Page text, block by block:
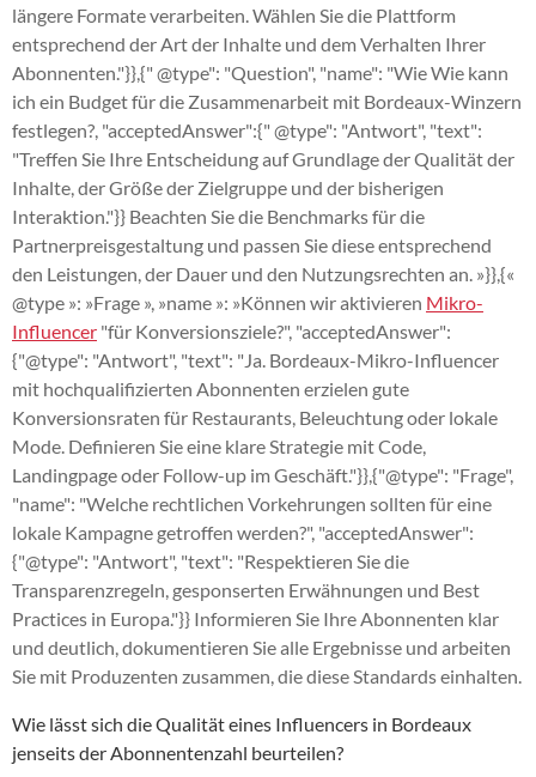
längere Formate verarbeiten. Wählen Sie die Plattform
entsprechend der Art der Inhalte und dem Verhalten Ihrer
Abonnenten."}},{" @type": "Question", "name": "Wie Wie kann
ich ein Budget für die Zusammenarbeit mit Bordeaux-Winzern
festlegen?, "acceptedAnswer":{" @type": "Antwort", "text":
"Treffen Sie Ihre Entscheidung auf Grundlage der Qualität der
Inhalte, der Größe der Zielgruppe und der bisherigen
Interaktion."}} Beachten Sie die Benchmarks für die
Partnerpreisgestaltung und passen Sie diese entsprechend
den Leistungen, der Dauer und den Nutzungsrechten an. »}},{«
@type »: »Frage », »name »: »Können wir aktivieren Mikro-
Influencer "für Konversionsziele?", "acceptedAnswer":
{"@type": "Antwort", "text": "Ja. Bordeaux-Mikro-Influencer
mit hochqualifizierten Abonnenten erzielen gute
Konversionsraten für Restaurants, Beleuchtung oder lokale
Mode. Definieren Sie eine klare Strategie mit Code,
Landingpage oder Follow-up im Geschäft."}},{"@type": "Frage",
"name": "Welche rechtlichen Vorkehrungen sollten für eine
lokale Kampagne getroffen werden?", "acceptedAnswer":
{"@type": "Antwort", "text": "Respektieren Sie die
Transparenzregeln, gesponserten Erwähnungen und Best
Practices in Europa."}} Informieren Sie Ihre Abonnenten klar
und deutlich, dokumentieren Sie alle Ergebnisse und arbeiten
Sie mit Produzenten zusammen, die diese Standards einhalten.
Wie lässt sich die Qualität eines Influencers in Bordeaux
jenseits der Abonnentenzahl beurteilen?